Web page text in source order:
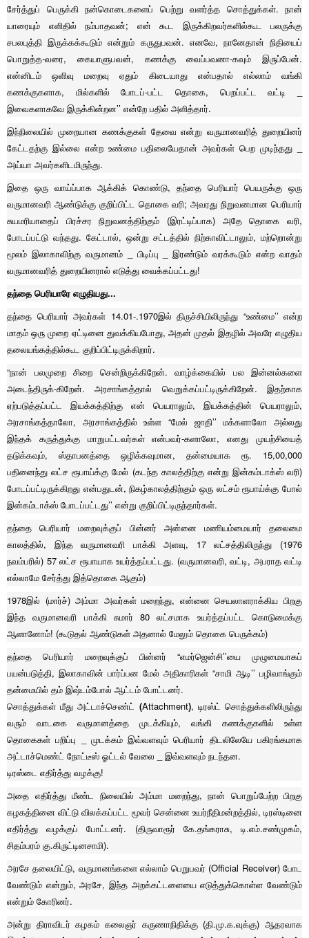
சேர்த்துப் பெருக்கி நன்கொடைகளைப் பெற்று வளர்த்த சொத்துக்கள். நான்
யாரையும் எளிதில் நம்பாதவன்; என் கூட இருக்கிறவர்களில்கூட பலருக்கு
சபலபுத்தி இருக்கக்கூடும் என்றும் கருதுபவன். எனவே, நானேதான் நிதியைப்
பொறுத்த-வரை, கையாளுபவன், கணக்கு வைப்பவனா-கவும் இருப்பேன்.
என்னிடம் ஒளிவு மறைவு ஏதும் கிடையாது என்பதால் எல்லாம் வங்கி
கணக்குகளாக, மில்களில் போடப்-பட்ட தொகை, பெறப்பட்ட வட்டி _
இவைகளாகவே இருக்கின்றன’’ என்றே பதில் அளித்தார்.
இந்நிலையில் முறையான கணக்குகள் தேவை என்று வருமானவரித் துறையினர்
கேட்டதற்கு இல்லை என்ற உண்மை பதிலையேதான் அவர்கள் பெற முடிந்தது _
அய்யா அவர்களிடமிருந்து.
இதை ஒரு வாய்ப்பாக ஆக்கிக் கொண்டு, தந்தை பெரியார் பெயருக்கு ஒரு
வருமானவரி ஆண்டுக்கு குறிப்பிட்ட தொகை வரி; அவரது நிறுவனமான பெரியார்
சுயமரியாதைப் பிரச்சர நிறுவனத்திற்கும் (இரட்டிப்பாக) அதே தொகை வரி,
போடப்பட்டு வந்தது. கேட்டால், ஒன்று சட்டத்தில் நிற்காவிட்டாலும், மற்றொன்று
மூலம் இலாகாவிற்கு வருமானம் _ பிடிப்பு _ இரண்டும் வரக்கூடும் என்ற வாதம்
வருமானவரித் துறையினரால் எடுத்து வைக்கப்பட்டது!
தந்தை பெரியாரே எழுதியது...
தந்தை பெரியார் அவர்கள் 14.01-.1970இல் திருச்சியிலிருந்து “உண்மை’’ என்ற
மாதம் ஒரு முறை ஏட்டினை துவக்கியபோது, அதன் முதல் இதழில் அவரே எழுதிய
தலையங்கத்தில்கூட குறிப்பிட்டிருக்கிறார்.
“நான் பலமுறை சிறை சென்றிருக்கிறேன். வாழ்க்கையில் பல இன்னல்களை
அடைந்திருக்-கிறேன். அரசாங்கத்தால் வெறுக்கப்பட்டிருக்கிறேன். இதற்காக
ஏற்படுத்தப்பட்ட இயக்கத்திற்கு என் பெயராலும், இயக்கத்தின் பெயராலும்,
அரசாங்கத்தாலோ, அரசாங்கத்தில் உள்ள “மேல் ஜாதி’’ மக்களாலோ அல்லது
இந்தக் கருத்துக்கு மாறுபட்டவர்கள் என்பவர்-களாலோ, எனது முயற்சியைத்
தடுக்கவும், ஸ்தாபனத்தை ஒழிக்கவுமான, தன்மையாக ரூ. 15,00,000
பதினைந்து லட்ச ரூபாய்க்கு மேல் (கடந்த காலத்திற்கு என்று இன்கம்டாக்ஸ் வரி)
போடப்பட்டிருக்கிறது என்பதுடன், நிகழ்காலத்திற்கும் ஒரு லட்சம் ரூபாய்க்கு போல்
இன்கம்டாக்ஸ் போடப்பட்டது’’ என்று குறிப்பிட்டிருந்தார்கள்.
தந்தை பெரியார் மறைவுக்குப் பின்னர் அன்னை மணியம்மையார் தலைமை
காலத்தில், இந்த வருமானவரி பாக்கி அளவு, 17 லட்சத்திலிருந்து (1976
நவம்பரில்) 57 லட்ச ரூபாயாக உயர்த்தப்பட்டது. (வருமானவரி, வட்டி, அபராத வட்டி
எல்லாமே சேர்த்து இத்தொகை ஆகும்)
1978இல் (மார்ச்) அம்மா அவர்கள் மறைந்து, என்னை செயலாளராக்கிய பிறகு
இந்த வருமானவரி பாக்கி சுமார் 80 லட்சமாக உயர்த்தப்பட்ட கொடுமைக்கு
ஆளானோம்! (கூடுதல் ஆண்டுகள் அதனால் மேலும் தொகை பெருக்கம்)
தந்தை பெரியார் மறைவுக்குப் பின்னர் “எமர்ஜென்சி’’யை முழுமையாகப்
பயன்படுத்தி, இலாகாவின் பார்ப்பன மேல் அதிகாரிகள் “சாமி ஆடி’’ பழிவாங்கும்
தன்மையில் தம் இஷ்டம்போல் ஆட்டம் போட்டனர்.
சொத்துக்கள் மீது அட்டாச்செண்ட் (Attachment), டிரஸ்ட் சொத்துக்களிலிருந்து
வரும் வாடகை வருமானத்தை முடக்கியும், வங்கி கணக்குகளில் உள்ள
தொகைகள் பறிப்பு _ முடக்கம் இவ்வளவும் பெரியார் திடலிலேயே பகிரங்கமாக
அட்டாச்மெண்ட் நோட்டீஸ் ஓட்டல் வேலை _ இவ்வளவும் நடந்தன.
டிரஸ்டை எதிர்த்து வழக்கு!
அதை எதிர்த்து மீண்ட நிலையில் அம்மா மறைந்து, நான் பொறுப்பேற்ற பிறகு
கழகத்தினை விட்டு விலக்கப்பட்ட மூவர் சென்னை உயர்நீதிமன்றத்தில், டிரஸ்டினை
எதிர்த்து வழக்குப் போட்டனர். (திருவாரூர் கே.தங்கராசு, டி.எம்.சண்முகம்,
சிதம்பரம் கு.கிருட்டினசாமி).
அரசே தலையிட்டு, வருமானங்களை எல்லாம் பெறுபவர் (Official Receiver) போட
வேண்டும் என்றும், அரசே, இந்த அறக்கட்டளையை எடுத்துக்கொள்ள வேண்டும்
என்றும் கோரினர்.
அன்று திராவிடர் கழகம் கலைஞர் கருணாநிதிக்கு (தி.மு.க.வுக்கு) ஆதரவாக